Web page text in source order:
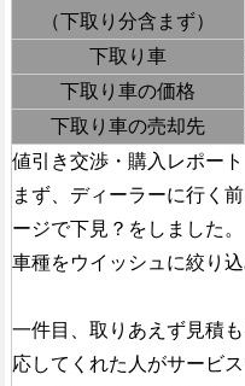
（下取り分含まず）
下取り車
下取り車の価格
下取り車の売却先
値引き交渉・購入レポート
まず、ディーラーに行く
ージで下見？をしました。
車種をウイッシュに絞り
一件目、取りあえず見積
応してくれた人がサービ